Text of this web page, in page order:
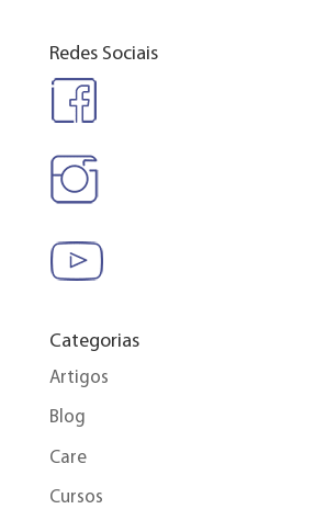
Redes Sociais
Categorias
Artigos
Blog
Care
Cursos